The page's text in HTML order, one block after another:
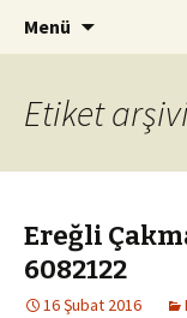
Pozantı
261 94 08
Kurtarıcı Yol
Menü
Etiket
Ereğli
6082122
16 Şubat 2016